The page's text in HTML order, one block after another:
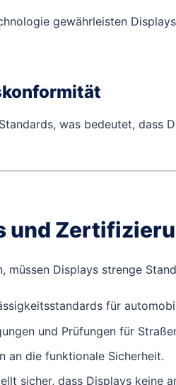
gewährleisten
was bedeutet, dass
und
müssen Displays strenge
für
und Prüfungen für
an die funktionale Sicherheit.
sicher, dass Displays keine